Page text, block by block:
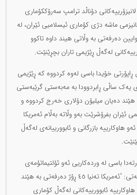
دۆناڵد ترامپ سەرۆککۆماری
ماشە دژی کۆماری ئیسلامیی ئێران، لە
دەرفەتی بە وڵاتی هیند داوە تاکوو
لەگەڵ ڕێژیمی تاران بچڕێنێت.
ڕاپۆرتی خۆیدا باسی لەوە کردووە کە ڕێژیمی
یەک ساڵی ڕابردوودا بە مەبەستی گرێبەستی
لەگەڵ هێند دەیان میلیۆن دۆلاری خەرج کردووە و
ئێران بفرۆشرێت بەو وڵاتە بەڵام ئەمریکا
هاوکارییە بازرگانی و ئابوورییانەی لەگەڵ
باسی لە وردەکاریی ئەو ئۆلتیماتۆمەی
ئەمریکا کردووە و نووسیویەتی: "ئەمریکا تەنیا ٤٥ ڕۆژ دەرفەتی بە هێند
ئابوورییەکانی لەگەڵ کۆماری